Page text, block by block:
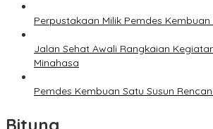
Perpustakaan Milik Pemdes
Jalan Sehat Awali Rangkaian
Minahasa
Pemdes Kembuan Satu Susun